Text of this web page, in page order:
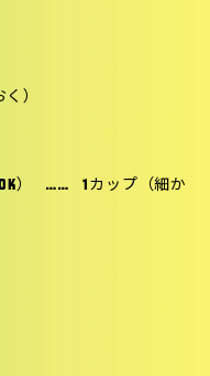
）
） …… 1カップ（細か